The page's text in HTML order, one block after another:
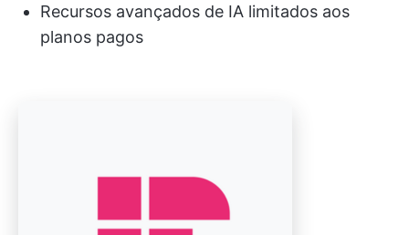
Recursos avançados de IA limitados aos
planos pagos